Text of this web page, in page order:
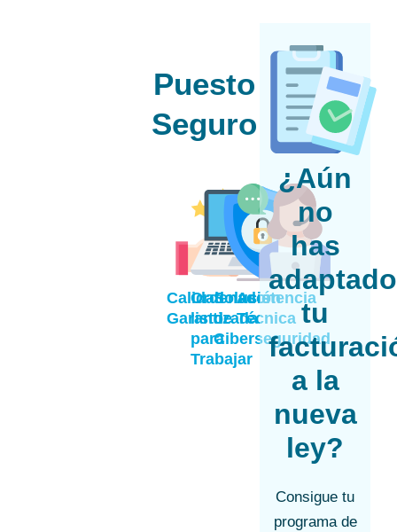
Puesto
Seguro
Calidad
Garantizada
Ordenador
listo
para
Trabajar
Solución
de
Ciberseguridad
Asistencia
Técnica
¿Aún
no
has
adaptado
tu
a la
nueva
ley?
Consigue tu
programa de